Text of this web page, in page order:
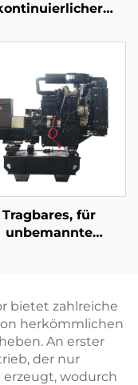
1600kw
Generator Set
Tragbares, für
unbemannte
Laden
bietet zahlreiche
herkömmlichen
An erster
der nur
wodurch